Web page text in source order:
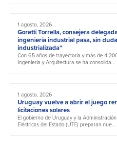
1 agosto, 2026
Goretti Torrella, consejera
ingeniería industrial pasa, sin
industrializada”
Con 65 años de trayectoria y más de
Ingeniería y Arquitectura se ha consolida...
1 agosto, 2026
Uruguay vuelve a abrir el juego
licitaciones solares
El gobierno de Uruguay y la
Eléctricas del Estado (UTE) preparan nue...